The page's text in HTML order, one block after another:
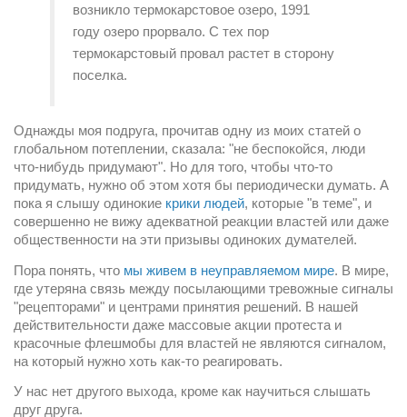
возникло термокарстовое озеро, 1991
году озеро прорвало. С тех пор
термокарстовый провал растет в сторону
поселка.
Однажды моя подруга, прочитав одну из моих статей о
глобальном потеплении, сказала: "не беспокойся, люди
что-нибудь придумают". Но для того, чтобы что-то
придумать, нужно об этом хотя бы периодически думать. А
пока я слышу одинокие крики людей, которые "в теме", и
совершенно не вижу адекватной реакции властей или даже
общественности на эти призывы одиноких думателей.
Пора понять, что мы живем в неуправляемом мире. В мире,
где утеряна связь между посылающими тревожные сигналы
"рецепторами" и центрами принятия решений. В нашей
действительности даже массовые акции протеста и
красочные флешмобы для властей не являются сигналом,
на который нужно хоть как-то реагировать.
У нас нет другого выхода, кроме как научиться слышать
друг друга.